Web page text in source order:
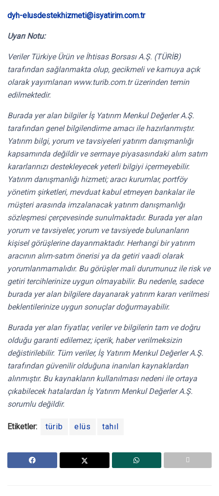
dyh-elusdestekhizmeti@isyatirim.com.tr
Uyarı Notu:
Veriler Türkiye Ürün ve İhtisas Borsası A.Ş. (TÜRİB)
tarafından sağlanmakta olup, gecikmeli ve kamuya açık
olarak yayımlanan www.turib.com.tr üzerinden temin
edilmektedir.
Burada yer alan bilgiler İş Yatırım Menkul Değerler A.Ş.
tarafından genel bilgilendirme amacı ile hazırlanmıştır.
Yatırım bilgi, yorum ve tavsiyeleri yatırım danışmanlığı
kapsamında değildir ve sermaye piyasasındaki alım satım
kararlarınızı destekleyecek yeterli bilgiyi içermeyebilir.
Yatırım danışmanlığı hizmeti; aracı kurumlar, portföy
yönetim şirketleri, mevduat kabul etmeyen bankalar ile
müşteri arasında imzalanacak yatırım danışmanlığı
sözleşmesi çerçevesinde sunulmaktadır. Burada yer alan
yorum ve tavsiyeler, yorum ve tavsiyede bulunanların
kişisel görüşlerine dayanmaktadır. Herhangi bir yatırım
aracının alım-satım önerisi ya da getiri vaadi olarak
yorumlanmamalıdır. Bu görüşler mali durumunuz ile risk ve
getiri tercihlerinize uygun olmayabilir. Bu nedenle, sadece
burada yer alan bilgilere dayanarak yatırım kararı verilmesi
beklentilerinize uygun sonuçlar doğurmayabilir.
Burada yer alan fiyatlar, veriler ve bilgilerin tam ve doğru
olduğu garanti edilemez; içerik, haber verilmeksizin
değistirilebilir. Tüm veriler, İş Yatırım Menkul Değerler A.Ş.
tarafından güvenilir olduğuna inanılan kaynaklardan
alınmıştır. Bu kaynakların kullanılması nedeni ile ortaya
çıkabilecek hatalardan İş Yatırım Menkul Değerler A.Ş.
sorumlu değildir.
Etiketler: türib elüs tahıl